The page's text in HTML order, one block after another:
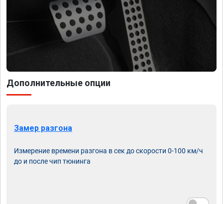
Дополнительные опции
Замер разгона
Измерение времени разгона в сек до скорости 0-100 км/ч
до и после чип тюнинга